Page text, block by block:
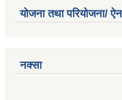
योजना तथा परियोजना/
नक्सा